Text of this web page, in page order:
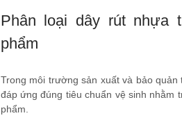
Phân loại dây rút nhựa
phẩm
Trong môi trường sản xuất và bảo
đáp ứng đúng tiêu chuẩn vệ sinh nhằm
phẩm.